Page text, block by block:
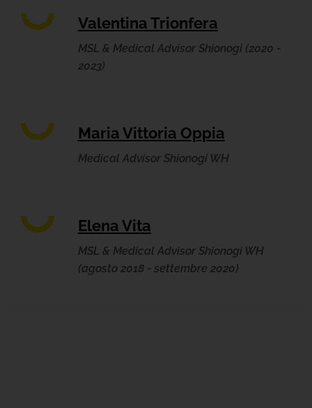
Valentina Trionfera
MSL & Medical Advisor Shionogi (2020 -
2023)
Maria Vittoria Oppia
Medical Advisor Shionogi WH
Elena Vita
MSL & Medical Advisor Shionogi WH
(agosto 2018 - settembre 2020)